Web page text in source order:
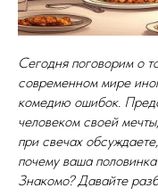
Сегодня поговорим о
современном мире
комедию ошибок.
человеком своей
при свечах
почему ваша
Знакомо? Давайте